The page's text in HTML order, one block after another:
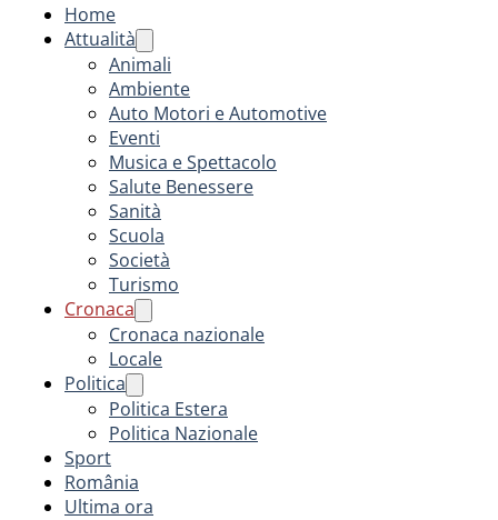
Home
Attualità
Animali
Ambiente
Auto Motori e Automotive
Eventi
Musica e Spettacolo
Salute Benessere
Sanità
Scuola
Società
Turismo
Cronaca
Cronaca nazionale
Locale
Politica
Politica Estera
Politica Nazionale
Sport
România
Ultima ora